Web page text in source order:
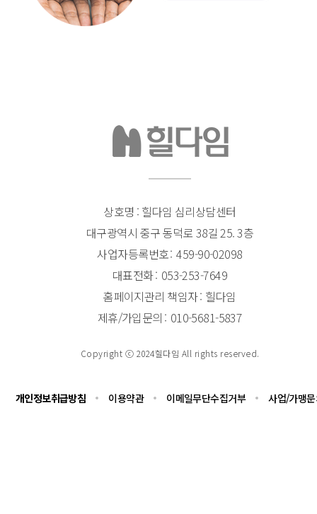
상호명 : 힐다임 심리상담센터
대구광역시 중구 동덕로 38길 25. 3층
사업자등록번호 459-90-02098
대표전화 053-253-7649
홈페이지관리 책임자 힐다임
제휴/가입문의 010-5681-5837
Copyright ⓒ 2024힐다임 All rights reserved.
개인정보취급방침 이용약관 이메일무단수집거부 사업/가맹